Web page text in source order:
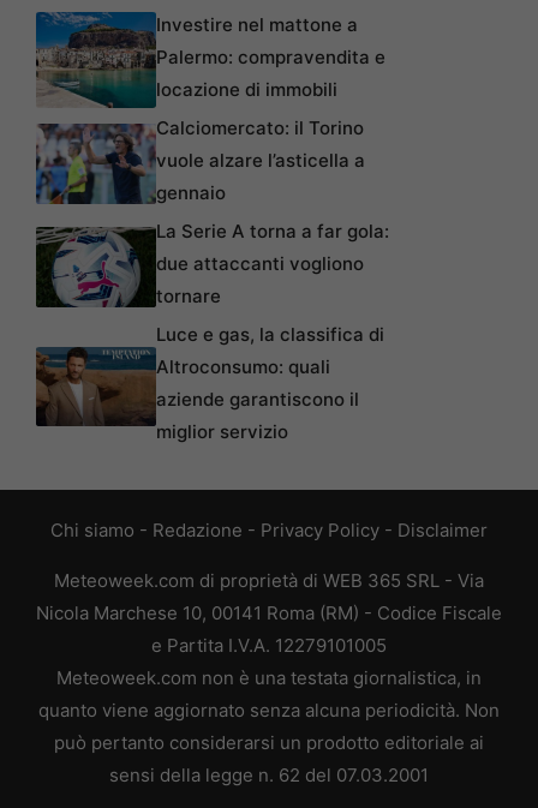
Investire nel mattone a
Palermo: compravendita e
locazione di immobili
Calciomercato: il Torino
vuole alzare l’asticella a
gennaio
La Serie A torna a far gola:
due attaccanti vogliono
tornare
Luce e gas, la classifica di
Altroconsumo: quali
aziende garantiscono il
miglior servizio
Chi siamo - Redazione - Privacy Policy - Disclaimer
Meteoweek.com di proprietà di WEB 365 SRL - Via
Nicola Marchese 10, 00141 Roma (RM) - Codice Fiscale
e Partita I.V.A. 12279101005
Meteoweek.com non è una testata giornalistica, in
quanto viene aggiornato senza alcuna periodicità. Non
può pertanto considerarsi un prodotto editoriale ai
sensi della legge n. 62 del 07.03.2001